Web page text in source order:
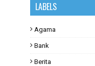
LABELS
Agama
Bank
Berita